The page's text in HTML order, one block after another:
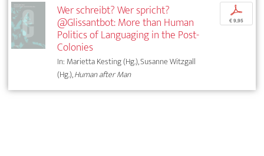
Wer schreibt? Wer spricht?
@Glissantbot: More than Human
Politics of Languaging in the Post-
Colonies
In: Marietta Kesting (Hg.), Susanne Witzgall
(Hg.),Human after Man
p
€ 9,95